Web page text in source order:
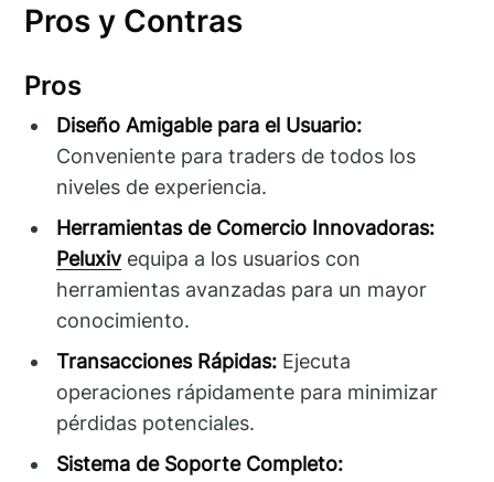
Pros y Contras
Pros
Diseño Amigable para el Usuario:
Conveniente para traders de todos los
niveles de experiencia.
Herramientas de Comercio Innovadoras:
Peluxivequipa a los usuarios con
herramientas avanzadas para un mayor
conocimiento.
Transacciones Rápidas: Ejecuta
operaciones rápidamente para minimizar
pérdidas potenciales.
Sistema de Soporte Completo: